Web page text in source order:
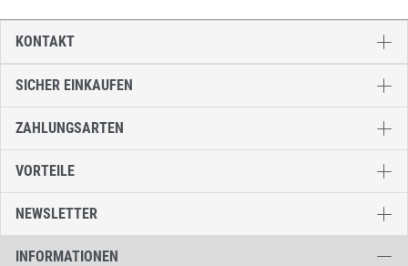
SICHER EINKAUFEN
ZAHLUNGSARTEN
VORTEILE
NEWSLETTER
INFORMATIONEN
KONTAKT